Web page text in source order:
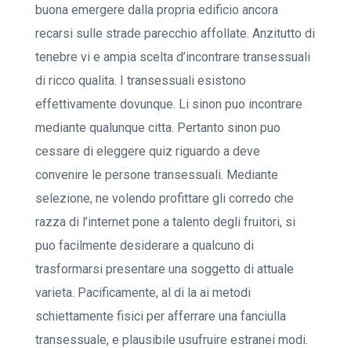
buona emergere dalla propria edificio ancora
recarsi sulle strade parecchio affollate. Anzitutto di
tenebre vi e ampia scelta d’incontrare transessuali
di ricco qualita. I transessuali esistono
effettivamente dovunque. Li sinon puo incontrare
mediante qualunque citta. Pertanto sinon puo
cessare di eleggere quiz riguardo a deve
convenire le persone transessuali. Mediante
selezione, ne volendo profittare gli corredo che
razza di l’internet pone a talento degli fruitori, si
puo facilmente desiderare a qualcuno di
trasformarsi presentare una soggetto di attuale
varieta. Pacificamente, al di la ai metodi
schiettamente fisici per afferrare una fanciulla
transessuale, e plausibile usufruire estranei modi.